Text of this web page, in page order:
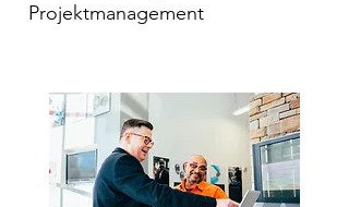
Projektmanagement